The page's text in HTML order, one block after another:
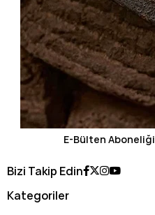
E-Bülten Aboneliği
Bizi Takip Edin
Kategoriler